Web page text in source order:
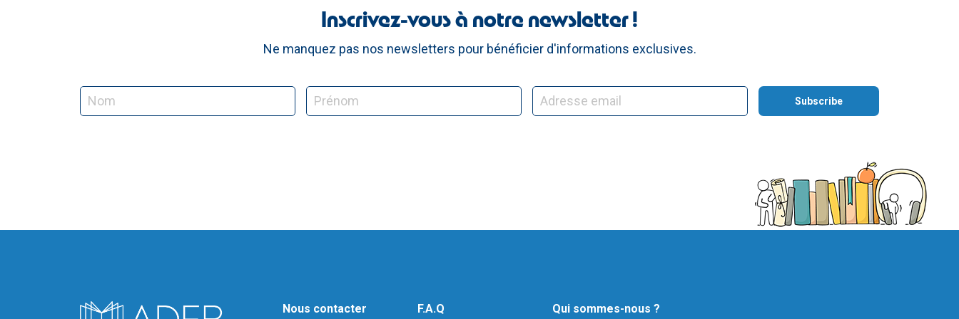
Inscrivez-vous à notre newsletter !
Ne manquez pas nos newsletters pour bénéficier d'informations exclusives.
Nous contacter F.A.Q Qui sommes-nous ?